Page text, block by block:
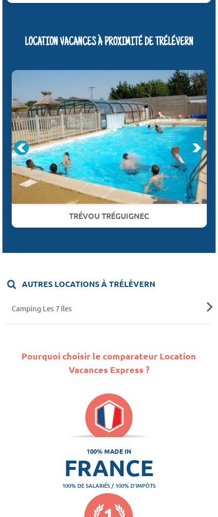
LOCATION VACANCES À PROXIMITÉ DE TRÉLÉVERN
TRÉVOU TRÉGUIGNEC
AUTRES LOCATIONS À TRÉLÉVERN
Camping Les 7 Iles
Pourquoi choisir le comparateur Location
Vacances Express ?
100% MADE IN
FRANCE
100% DE SALARIÉS / 100% D'IMPÔTS